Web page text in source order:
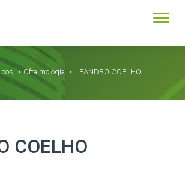
Oftalmologia LEANDRO COELHO
COELHO